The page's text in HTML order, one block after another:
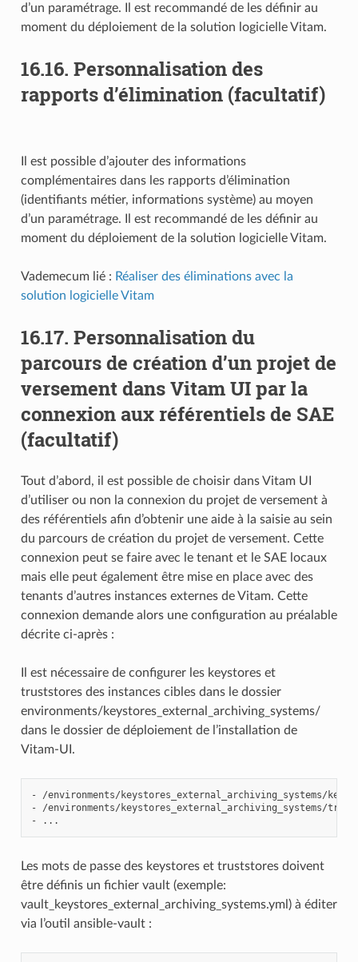
d’un paramétrage. Il est recommandé de les définir au
moment du déploiement de la solution logicielle Vitam.
16.16. Personnalisation des
rapports d’élimination (facultatif)
Il est possible d’ajouter des informations
complémentaires dans les rapports d’élimination
(identifiants métier, informations système) au moyen
d’un paramétrage. Il est recommandé de les définir au
moment du déploiement de la solution logicielle Vitam.
Vademecum lié : Réaliser des éliminations avec la
solution logicielle Vitam
16.17. Personnalisation du
parcours de création d’un projet de
versement dans Vitam UI par la
connexion aux référentiels de SAE
(facultatif)
Tout d’abord, il est possible de choisir dans Vitam UI
d’utiliser ou non la connexion du projet de versement à
des référentiels afin d’obtenir une aide à la saisie au sein
du parcours de création du projet de versement. Cette
connexion peut se faire avec le tenant et le SAE locaux
mais elle peut également être mise en place avec des
tenants d’autres instances externes de Vitam. Cette
connexion demande alors une configuration au préalable
décrite ci-après :
Il est nécessaire de configurer les keystores et
truststores des instances cibles dans le dossier
environments/keystores_external_archiving_systems/
dans le dossier de déploiement de l’installation de
Vitam-UI.
- /environments/keystores_external_archiving_systems/
- /environments/keystores_external_archiving_systems/
Les mots de passe des keystores et truststores doivent
être définis un fichier vault (exemple:
vault_keystores_external_archiving_systems.yml) à éditer
via l’outil ansible-vault :